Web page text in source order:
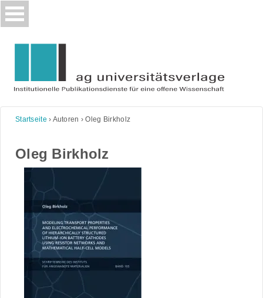
Skip
to
Startseite › Autoren ›Oleg Birkholz
Oleg Birkholz